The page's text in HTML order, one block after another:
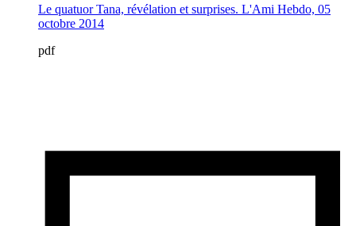
Le quatuor Tana, révélation et surprises. L'Ami Hebdo, 05
octobre 2014
pdf